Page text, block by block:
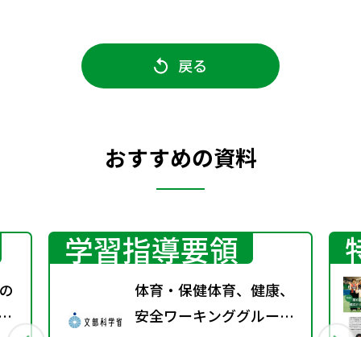
戻る
おすすめの資料
学習指導要領
体育・保健体育、健康、
安全ワーキンググループ